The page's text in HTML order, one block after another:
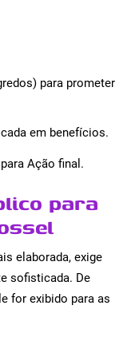
para prometer
em benefícios.
Ação final.
para
elaborada, exige
sofisticada. De
for exibido para as